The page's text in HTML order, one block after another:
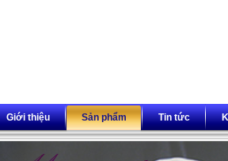
Giới thiệu Sản phẩm Tin tức